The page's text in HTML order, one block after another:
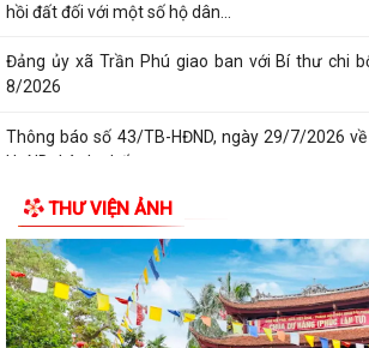
hồi đất đối với một số hộ dân...
Đảng ủy xã Trần Phú giao ban với Bí thư chi
8/2026
Thông báo số 43/TB-HĐND, ngày 29/7/2026
HĐND thành phố
Tổng Bí thư, Chủ tịch nước Tô Lâm chỉ đạo 5
Hội nghị toàn quốc quán triệt...
Nghị quyết 34/NQ-HĐND, ngày 28/7/2026 của
sửa đổi, bổ sung bảng giá đất lần...
THƯ VIỆN ẢNH